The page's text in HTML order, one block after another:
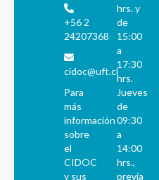
+56 2
24207368
cidoc@uft.cl
Para
más
información
sobre
el
CIDOC
y sus
hrs. y
de
15:00
a
17:30
hrs.
Jueves
de
09:30
a
14:00
hrs.,
previa